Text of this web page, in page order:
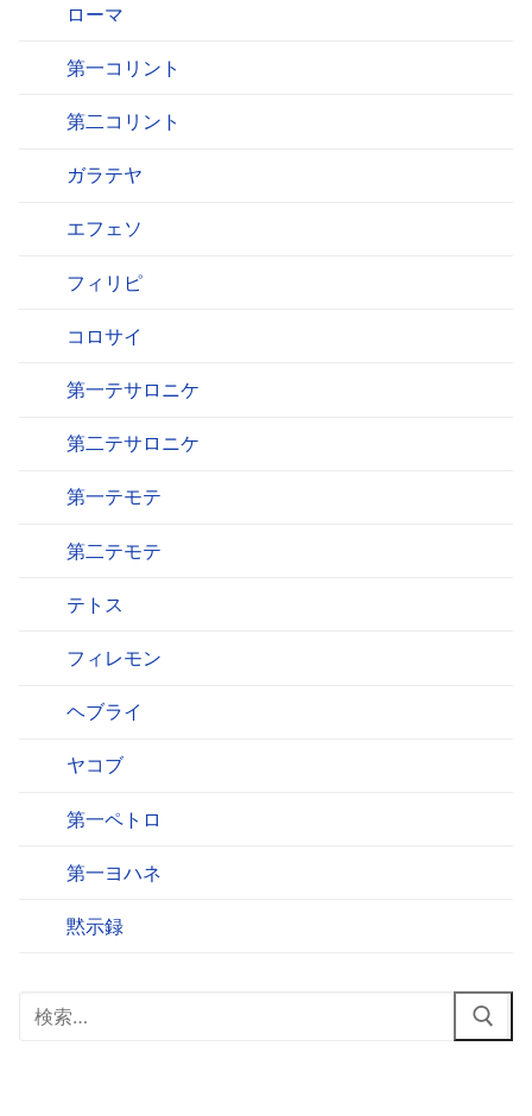
ローマ
第一コリント
第二コリント
ガラテヤ
エフェソ
フィリピ
コロサイ
第一テサロニケ
第二テサロニケ
第一テモテ
第二テモテ
テトス
フィレモン
ヘブライ
ヤコブ
第一ペトロ
第一ヨハネ
黙示録